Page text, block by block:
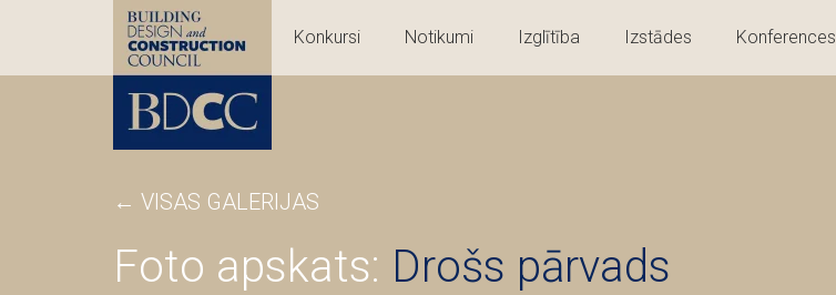
Konkursi Notikumi Izglītība Izstādes Konferences
← VISAS GALERIJAS
Foto apskats: Drošs pārvads